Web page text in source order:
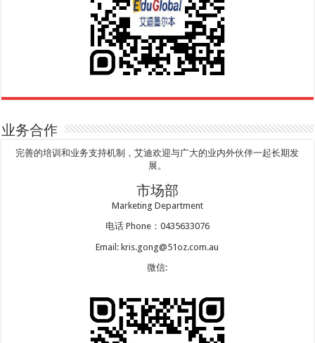
业务合作
完善的培训和业务支持机制，艾迪欢迎与广大的业内外伙伴一起长期发
展。
市场部
Marketing Department
电话 Phone：0435633076
Email: kris.gong@51oz.com.au
微信: